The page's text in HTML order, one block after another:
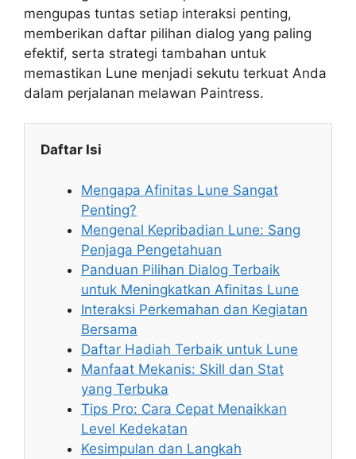
mengupas tuntas setiap interaksi penting,
memberikan daftar pilihan dialog yang paling
efektif, serta strategi tambahan untuk
memastikan Lune menjadi sekutu terkuat Anda
dalam perjalanan melawan Paintress.
Daftar Isi
Mengapa Afinitas Lune Sangat
Penting?
Mengenal Kepribadian Lune: Sang
Penjaga Pengetahuan
Panduan Pilihan Dialog Terbaik
untuk Meningkatkan Afinitas Lune
Interaksi Perkemahan dan Kegiatan
Bersama
Daftar Hadiah Terbaik untuk Lune
Manfaat Mekanis: Skill dan Stat
yang Terbuka
Tips Pro: Cara Cepat Menaikkan
Level Kedekatan
Kesimpulan dan Langkah